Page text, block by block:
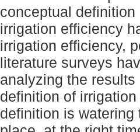
conceptual definition
irrigation efficiency
irrigation efficiency,
literature surveys
analyzing the results
definition of
definition is watering